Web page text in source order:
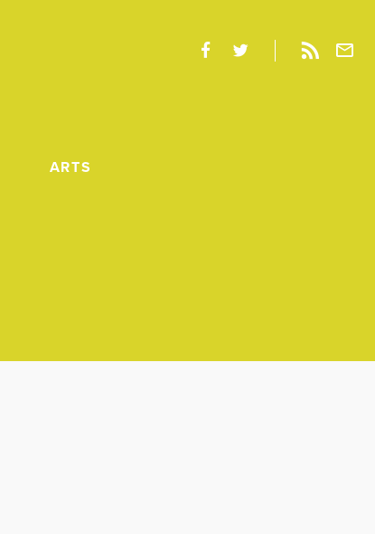
ARTS